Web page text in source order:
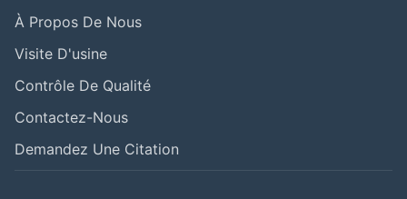
À Propos De Nous
Visite D'usine
Contrôle De Qualité
Contactez-Nous
Demandez Une Citation